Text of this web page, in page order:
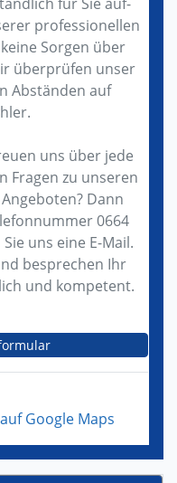
professionellen
Sorgen über
überprüfen unser
Abständen auf
uns über jede
Fragen zu unseren
Dann
0664
uns eine E-Mail.
besprechen Ihr
und kompetent.
Google Maps